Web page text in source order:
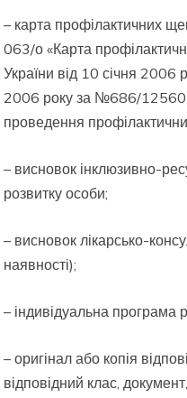
– карта профілактичних
063/о «Карта
України від 10 січня 2006
2006 року за №686/12560
проведення
– висновок інклюзивно-
розвитку особи;
– висновок лікарсько-
наявності);
– індивідуальна програма
– оригінал або копія
відповідний клас,